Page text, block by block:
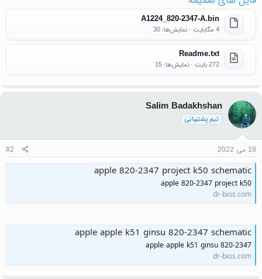
A1224_820-2347-A.bin
4 مگابایت · نمایش‌ها: 30
Readme.txt
272 بایت · نمایش‌ها: 15
Salim Badakhshan
تیم پشتیبانی
18 می 2022 #2
apple 820-2347 project k50 schematic
apple 820-2347 project k50
dr-bios.com
apple apple k51 ginsu 820-2347 schematic
apple apple k51 ginsu 820-2347
dr-bios.com